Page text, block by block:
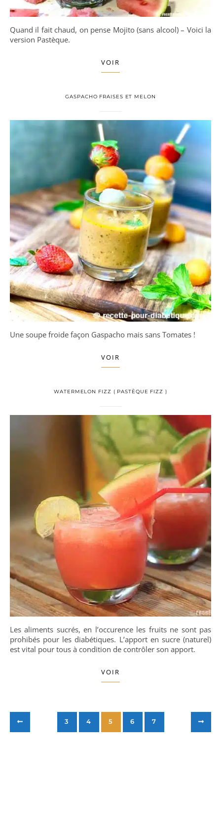
Quand il fait chaud, on pense Mojito (sans alcool) – Voici la
version Pastèque.
VOIR
GASPACHO FRAISES ET MELON
Une soupe froide façon Gaspacho mais sans Tomates !
VOIR
WATERMELON FIZZ ( PASTÈQUE FIZZ )
Les aliments sucrés, en l’occurence les fruits ne sont pas
prohibés pour les diabétiques. L’apport en sucre (naturel)
est vital pour tous à condition de contrôler son apport.
VOIR
3 4 5 6 7